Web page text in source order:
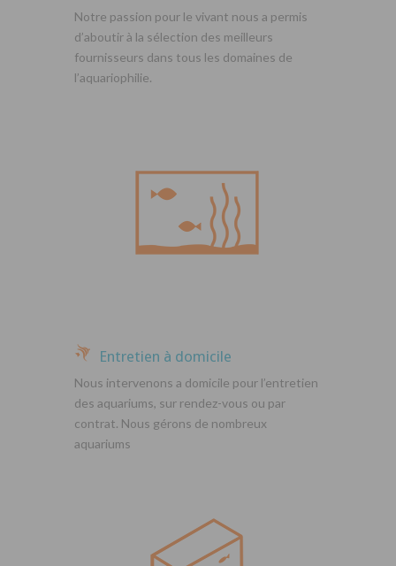
Notre passion pour le vivant nous a permis
d’aboutir à la sélection des meilleurs
fournisseurs dans tous les domaines de
l’aquariophilie.
Entretien à domicile
Nous intervenons a domicile pour l’entretien
des aquariums, sur rendez-vous ou par
contrat. Nous gérons de nombreux
aquariums